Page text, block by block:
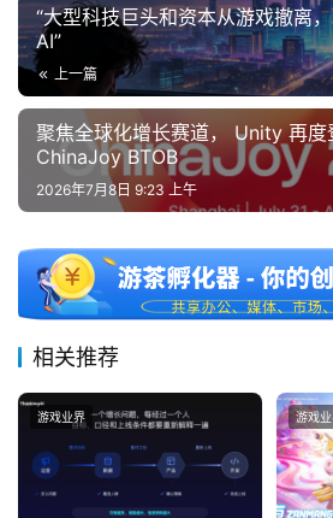
“大型科技巨头和资本从游戏撤离
AI”
上一篇
聚焦全球化增长赛道， Unity 再
ChinaJoy BTOB
2026年7月8日 9:23 上午
相关推荐
游戏业界 游戏